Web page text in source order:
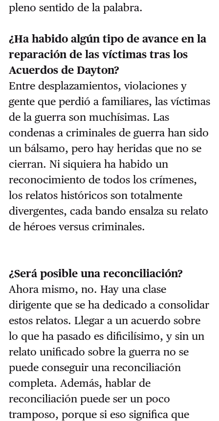
pleno sentido de la palabra.
¿Ha habido algún tipo de avance en la
reparación de las víctimas tras los
Acuerdos de Dayton?
Entre desplazamientos, violaciones y
gente que perdió a familiares, las víctimas
de la guerra son muchísimas. Las
condenas a criminales de guerra han sido
un bálsamo, pero hay heridas que no se
cierran. Ni siquiera ha habido un
reconocimiento de todos los crímenes,
los relatos históricos son totalmente
divergentes, cada bando ensalza su relato
de héroes versus criminales.
¿Será posible una reconciliación?
Ahora mismo, no. Hay una clase
dirigente que se ha dedicado a consolidar
estos relatos. Llegar a un acuerdo sobre
lo que ha pasado es dificilísimo, y sin un
relato unificado sobre la guerra no se
puede conseguir una reconciliación
completa. Además, hablar de
reconciliación puede ser un poco
tramposo, porque si eso significa que